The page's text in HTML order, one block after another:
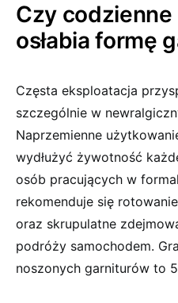
Czy
osłabia formę
Częsta eksploatacja
szczególnie w
Naprzemienne
wydłużyć żywotność
osób pracujących w
rekomenduje się
oraz skrupulatne
podróży samochodem.
noszonych garniturów to